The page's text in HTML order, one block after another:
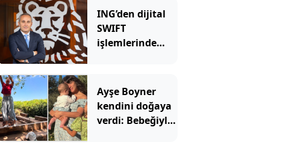
ING’den dijital
SWIFT
işlemlerinde
Ayşe Boyner
kendini doğaya
verdi: Bebeğiyle